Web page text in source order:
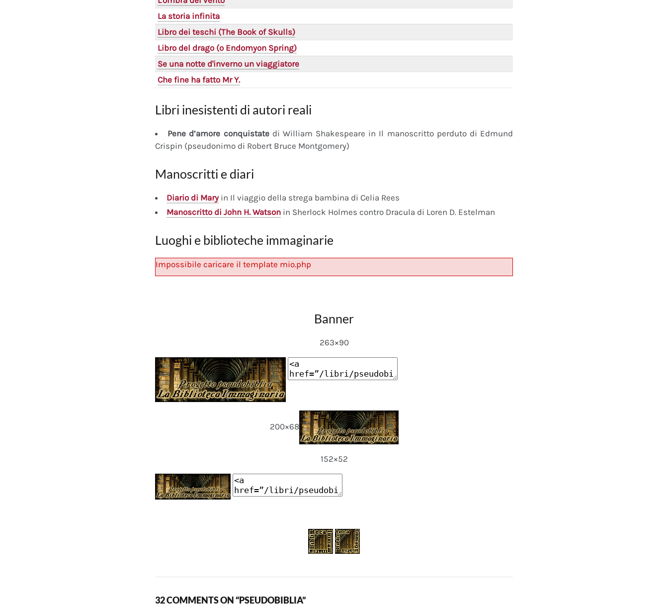
La storia infinita
Libro dei teschi (The Book of Skulls)
Libro del drago (o Endomyon Spring)
Se una notte d'inverno un viaggiatore
Che fine ha fatto Mr Y.
Libri inesistenti di autori reali
Pene d’amore conquistatedi William Shakespeare in Il manoscritto perduto di Edmund
Crispin (pseudonimo di Robert Bruce Montgomery)
Manoscritti e diari
Diario di Maryin Il viaggio della strega bambina di Celia Rees
Manoscritto di John H. Watson in Sherlock Holmes contro Dracula di Loren D. Estelman
Luoghi e biblioteche immaginarie
Impossibile caricare il template mio.php
Banner
263×90
200×68
152×52
32 COMMENTS ON “PSEUDOBIBLIA”